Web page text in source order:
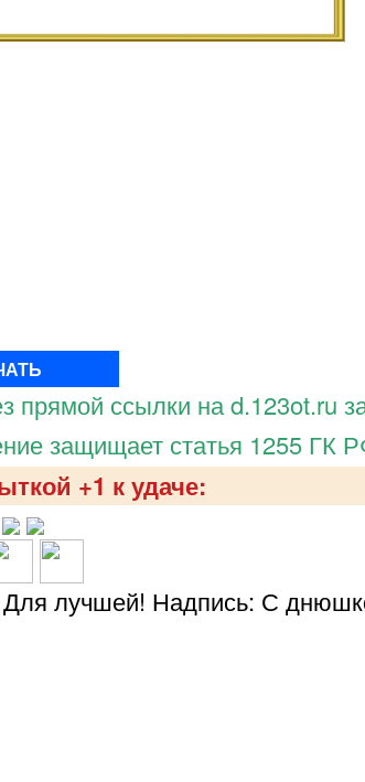
прямой ссылки на d.123ot.ru
защищает статья 1255 ГК
+1 к удаче:
Для лучшей! Надпись: С